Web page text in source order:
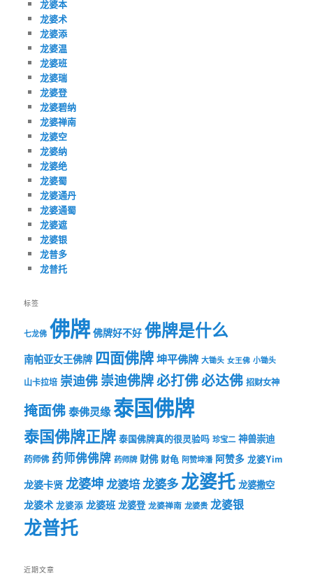
龙婆本
龙婆术
龙婆添
龙婆温
龙婆班
龙婆瑞
龙婆登
龙婆碧纳
龙婆禅南
龙婆空
龙婆纳
龙婆绝
龙婆蜀
龙婆通丹
龙婆通蜀
龙婆遮
龙婆银
龙普多
龙普托
标签
七龙佛 佛牌 佛牌好不好 佛牌是什么
南帕亚女王佛牌 四面佛牌坤平佛牌 大锄头 女王佛 小锄头
山卡拉培 崇迪佛崇迪佛牌必打佛必达佛 招财女神
掩面佛泰佛灵缘泰国佛牌
泰国佛牌正牌 泰国佛牌真的很灵验吗 珍宝二 神兽崇迪
药师佛 药师佛佛牌 药师牌 财佛 财龟 阿赞坤潘 阿赞多 龙婆Yim
龙婆卡贤 龙婆坤龙婆培龙婆多龙婆托 龙婆撒空
龙婆术 龙婆添 龙婆班 龙婆登 龙婆禅南 龙婆贵 龙婆银
龙普托
近期文章